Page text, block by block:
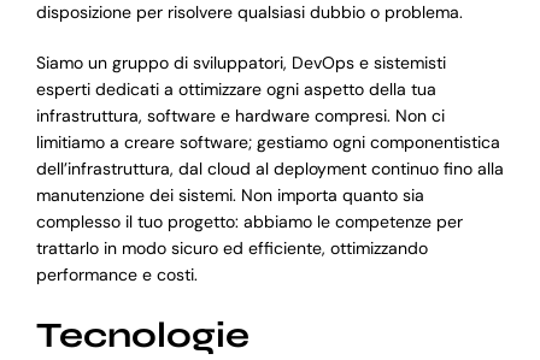
disposizione per risolvere qualsiasi dubbio o problema.
Siamo un gruppo di sviluppatori, DevOps e sistemisti
esperti dedicati a ottimizzare ogni aspetto della tua
infrastruttura, software e hardware compresi. Non ci
limitiamo a creare software; gestiamo ogni componentistica
dell’infrastruttura, dal cloud al deployment continuo fino alla
manutenzione dei sistemi. Non importa quanto sia
complesso il tuo progetto: abbiamo le competenze per
trattarlo in modo sicuro ed efficiente, ottimizzando
performance e costi.
Tecnologie